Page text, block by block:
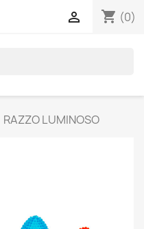
shopping_cart (0)

RAZZO LUMINOSO